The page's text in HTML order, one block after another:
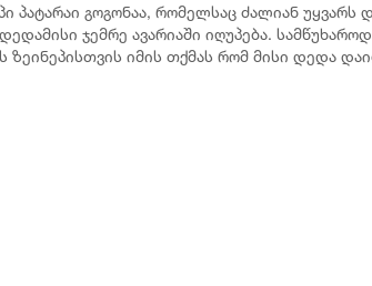
სერია 20
სერია 21
პატარაი გოგონაა, რომელსაც ძალიან უყვარს
ჯემრე ავარიაში იღუპება.
ზეინეპისთვის იმის თქმას რომ მისი დედა